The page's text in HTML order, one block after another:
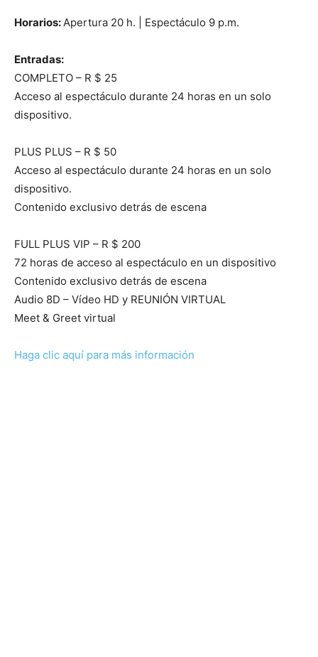
Horarios: Apertura 20 h. | Espectáculo 9 p.m.
Entradas:
COMPLETO – R $ 25
Acceso al espectáculo durante 24 horas en un solo
dispositivo.
PLUS PLUS – R $ 50
Acceso al espectáculo durante 24 horas en un solo
dispositivo.
Contenido exclusivo detrás de escena
FULL PLUS VIP – R $ 200
72 horas de acceso al espectáculo en un dispositivo
Contenido exclusivo detrás de escena
Audio 8D – Vídeo HD y REUNIÓN VIRTUAL
Meet & Greet virtual
Haga clic aquí para más información